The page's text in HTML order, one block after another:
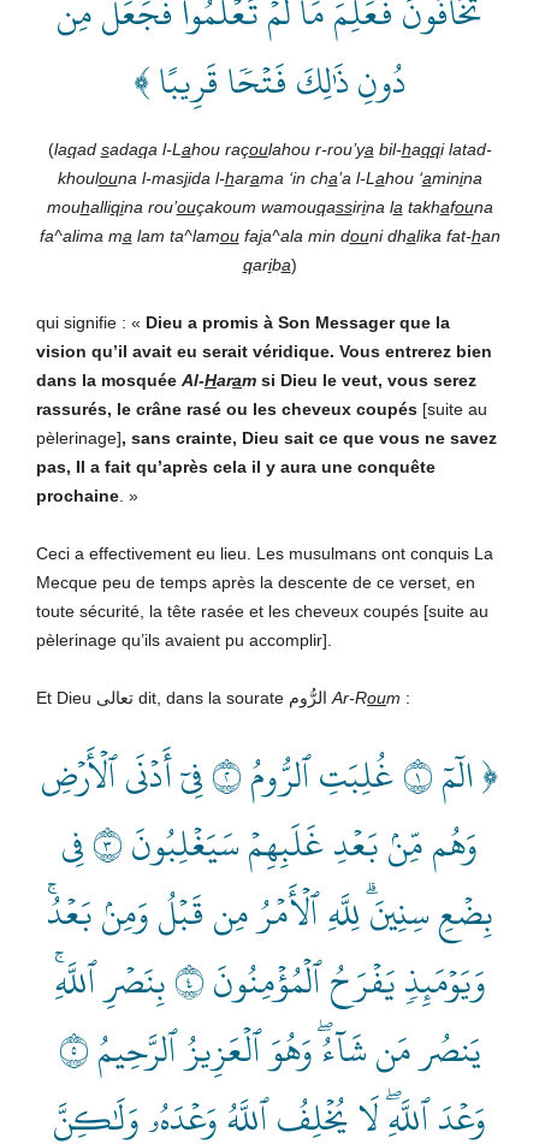
دُونِ ذَٰلِكَ فَتۡحٗا قَرِيبًا ﴾
(laqad sadaqa l-L ahou raçoulahou r-rou’ya bil-haqqi latad-
khoulouna l-masjida l-harama ‘in cha’a l-L ahou ‘aminina
mouhalliqina rou’ouçakoum wamouqassirina la takhafouna
fa^alima ma lam ta^lamoufaja^ala min douni dhalika fat-han
qariba)
qui signifie : « Dieu a promis à Son Messager que la
vision qu’il avait eu serait véridique. Vous entrerez bien
dans la mosquée Al-Haram si Dieu le veut, vous serez
rassurés, le crâne rasé ou les cheveux coupés [suite au
pèlerinage], sans crainte, Dieu sait ce que vous ne savez
pas, Il a fait qu’après cela il y aura une conquête
prochaine . »
Ceci a effectivement eu lieu. Les musulmans ont conquis La
Mecque peu de temps après la descente de ce verset, en
toute sécurité, la tête rasée et les cheveux coupés [suite au
pèlerinage qu’ils avaient pu accomplir].
Et Dieu تعالى dit, dans la sourate الرُّوم Ar-Roum :
﴿ الٓمٓ ١ غُلِبَتِ ٱلرُّومُ ٢ فِيٓ أَدۡنَى ٱلۡأَرۡضِ
وَهُم مِّنۢ بَعۡدِ غَلَبِهِمۡ سَيَغۡلِبُونَ ٣ فِي
بِضۡعِ سِنِينَۗ لِلَّهِ ٱلۡأَمۡرُ مِن قَبۡلُ وَمِنۢ بَعۡدُۚ
وَيَوۡمَئِذٖ يَفۡرَحُ ٱلۡمُؤۡمِنُونَ ٤ بِنَصۡرِ ٱللَّهِۚ
يَنصُر مَن شَآءُۖ وَهُوَ ٱلۡعَزِيزُ ٱلرَّحِيمُ ٥
وَعۡدَ ٱللَّهِۖ لَا يُخۡلِفُ ٱللَّهُ وَعۡدَهُۥ وَلَٰكِنَّ